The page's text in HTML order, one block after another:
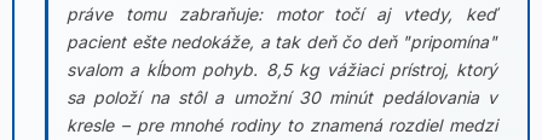
práve tomu zabraňuje: motor točí aj vtedy, keď
pacient ešte nedokáže, a tak deň čo deň "pripomína"
svalom a kĺbom pohyb. 8,5 kg vážiaci prístroj, ktorý
sa položí na stôl a umožní 30 minút pedálovania v
kresle – pre mnohé rodiny to znamená rozdiel medzi